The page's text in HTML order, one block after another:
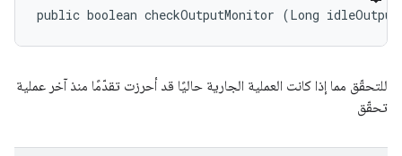
public boolean checkOutputMonitor (Long
للتحقّق مما إذا كانت العملية الجارية حاليًا قد أحرزت تقدّمًا منذ آخر عملية
تحقّق